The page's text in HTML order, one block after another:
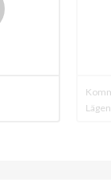
Lägenheter 20